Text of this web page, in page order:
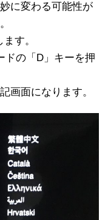
に変わる可能性が
す。
ドの「D」キーを押
画面になります。